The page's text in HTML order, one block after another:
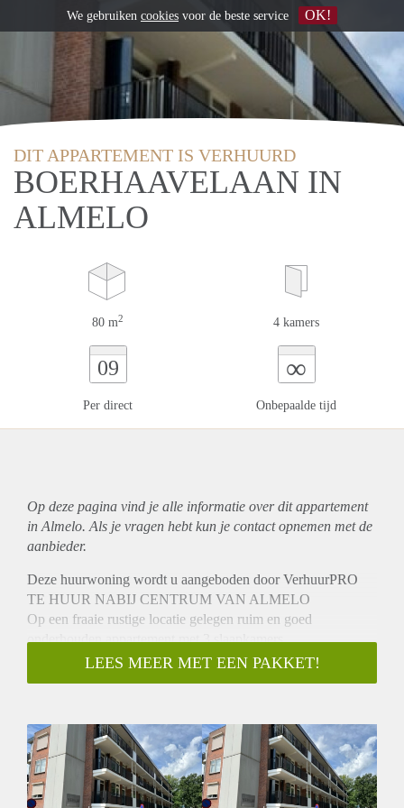
DIT APPARTEMENT IS VERHUURD
BOERHAAVELAAN IN
ALMELO
80 m2 4 kamers
09
Per direct
∞
Onbepaalde tijd
Op deze pagina vind je alle informatie over ditappartement
in Almelo. Als je vragen hebt kun je contact opnemen met de
aanbieder.
Deze huurwoning wordt u aangeboden door VerhuurPRO
TE HUUR NABIJ CENTRUM VAN ALMELO
Op een fraaie rustige locatie gelegen ruim en goed
onderhouden appartement met 3 slaapkamers.
Het appartement is gelegen in de eerste flat vanaf het Paradijs
op de eerste verdieping en ligt nabij het centrum en
INDELING:
Entree, ruime keuken voorzien van inbouwapparatuur, hal
met toilet, grote woonkamer met inbouwkast en toegang tot
balkon. Het appartement heeft 3 slaapkamers en badkamer
LEES MEER MET EEN PAKKET!
We gebruiken cookies voor de beste service OK!